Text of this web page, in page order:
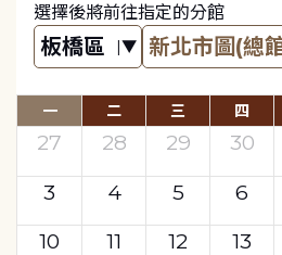
選擇後將前往指定的分館
一 二 三 四
27 28 29 30
3
4 5 6
10
11 12 13